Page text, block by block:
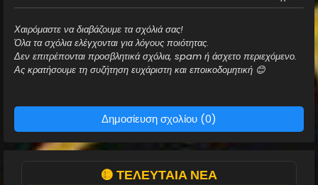
Χαιρόμαστε να διαβάζουμε τα σχόλιά σας!
Όλα τα σχόλια ελέγχονται για λόγους ποιότητας.
Δεν επιτρέπονται προσβλητικά σχόλια, spam ή άσχετο περιεχόμενο.
Ας κρατήσουμε τη συζήτηση ευχάριστη και εποικοδομητική 😊
Δημοσίευση σχολίου (0)
🟡 ΤΕΛΕΥΤΑΙΑ ΝΕΑ